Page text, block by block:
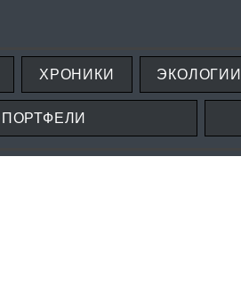
ХРОНИКИ ЭКОЛОГИИ
ПОРТФЕЛИ